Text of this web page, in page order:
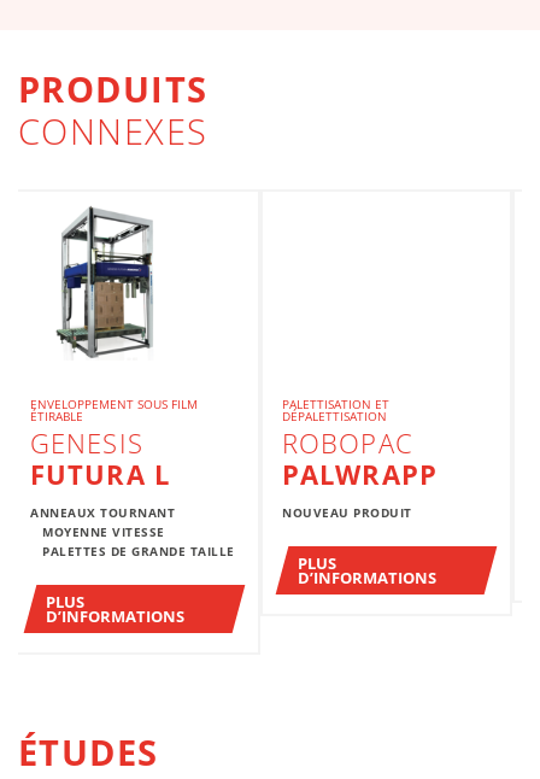
PRODUITS
CONNEXES
ENVELOPPEMENT SOUS FILM
ÉTIRABLE
GENESIS
FUTURA L
ANNEAUX TOURNANT
MOYENNE VITESSE
PALETTES DE GRANDE TAILLE
PLUS
D’INFORMATIONS
PALETTISATION ET
DÉPALETTISATION
ROBOPAC
PALWRAPP
NOUVEAU PRODUIT
PLUS
D’INFORMATIONS
ÉTUDES